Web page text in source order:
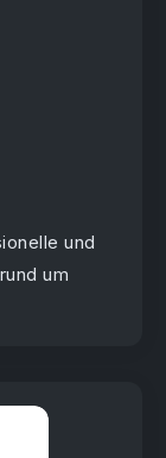
und
um